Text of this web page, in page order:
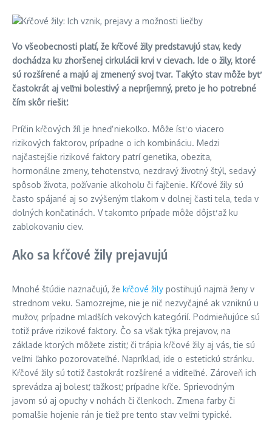
Vo všeobecnosti platí, že kŕčové žily predstavujú stav, kedy
dochádza ku zhoršenej cirkulácii krvi v cievach. Ide o žily, ktoré
sú rozšírené a majú aj zmenený svoj tvar. Takýto stav môže byť
častokrát aj veľmi bolestivý a nepríjemný, preto je ho potrebné
čím skôr riešiť.
Príčin kŕčových žíl je hneď niekoľko. Môže ísť o viacero
rizikových faktorov, prípadne o ich kombináciu. Medzi
najčastejšie rizikové faktory patrí genetika, obezita,
hormonálne zmeny, tehotenstvo, nezdravý životný štýl, sedavý
spôsob života, požívanie alkoholu či fajčenie. Kŕčové žily sú
často spájané aj so zvýšeným tlakom v dolnej časti tela, teda v
dolných končatinách. V takomto prípade môže dôjsť až ku
zablokovaniu ciev.
Ako sa kŕčové žily prejavujú
Mnohé štúdie naznačujú, že kŕčové žily postihujú najmä ženy v
strednom veku. Samozrejme, nie je nič nezvyčajné ak vzniknú u
mužov, prípadne mladších vekových kategórií. Podmieňujúce sú
totiž práve rizikové faktory. Čo sa však týka prejavov, na
základe ktorých môžete zistiť, či trápia kŕčové žily aj vás, tie sú
veľmi ľahko pozorovateľné. Napríklad, ide o estetickú stránku.
Kŕčové žily sú totiž častokrát rozšírené a viditeľné. Zároveň ich
sprevádza aj bolesť, ťažkosť, prípadne kŕče. Sprievodným
javom sú aj opuchy v nohách či členkoch. Zmena farby či
pomalšie hojenie rán je tiež pre tento stav veľmi typické.